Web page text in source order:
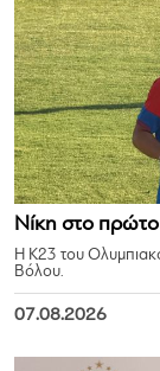
Νίκη στο πρώτο
Η Κ23 του
Βόλου.
07.08.2026